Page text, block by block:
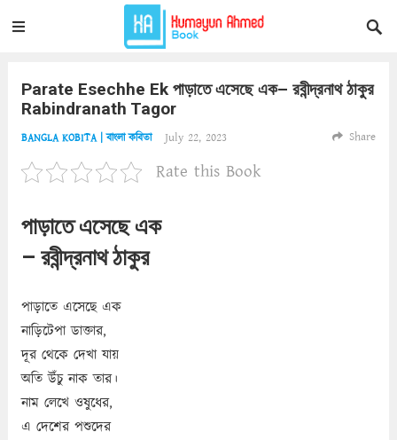
Parate Esechhe Ek পাড়াতে এসেছে এক– রবীন্দ্রনাথ ঠাকুর
Rabindranath Tagor
BANGLA KOBITA | বাংলা কবিতা July 22, 2023 Share
Rate this Book
পাড়াতে এসেছে এক
– রবীন্দ্রনাথ ঠাকুর
পাড়াতে এসেছে এক
নাড়িটেপা ডাক্তার,
দূর থেকে দেখা যায়
অতি উঁচু নাক তার।
নাম লেখে ওষুধের,
এ দেশের পশুদের